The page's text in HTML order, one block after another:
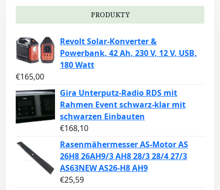
PRODUKTY
Revolt Solar-Konverter &
Powerbank, 42 Ah, 230 V, 12 V, USB,
180 Watt
€165,00
Gira Unterputz-Radio RDS mit
Rahmen Event schwarz-klar mit
schwarzen Einbauten
€168,10
Rasenmähermesser AS-Motor AS
26H8 26AH9/3 AH8 28/3 28/4 27/3
AS63NEW AS26-H8 AH9
€25,59